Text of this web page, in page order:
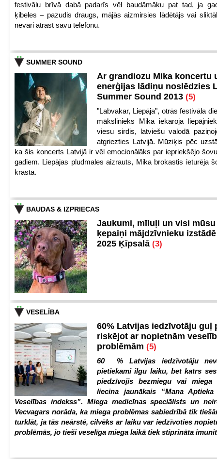
festivālu brīvā dabā padarīs vēl baudāmāku pat tad, ja
ķibeles – pazudis draugs, mājās aizmirsies lādētājs vai
nevari atrast savu telefonu.
SUMMER SOUND
Ar grandiozu Mika koncertu
enerģijas lādiņu noslēdzies
Summer Sound 2013 (5)
"Labvakar, Liepāja", otrās festivāla
mākslinieks Mika iekaroja
viesu sirdis, latviešu valodā
atgriezties Latvijā. Mūziķis pēc
ka šis koncerts Latvijā ir vēl emocionālāks par iepriekšējo
gadiem. Liepājas pludmales aizrauts, Mika brokastis ieturēja
krastā.
BAUDAS & IZPRIECAS
Jaukumi, mīluļi un visi
ķepaiņi mājdzīvnieku
2025 Ķīpsalā (3)
VESELĪBA
60% Latvijas iedzīvotāju guļ
riskējot ar nopietnām
problēmām (5)
60 % Latvijas iedzīvotāju
pietiekami ilgu laiku, bet katrs
piedzīvojis bezmiegu vai miega
liecina jaunākais “Mana
Veselības indekss”. Miega medicīnas speciālists un
Vecvagars norāda, ka miega problēmas sabiedrībā tik
turklāt, ja tās neārstē, cilvēks ar laiku var iedzīvoties
problēmās, jo tieši veselīga miega laikā tiek stiprināta